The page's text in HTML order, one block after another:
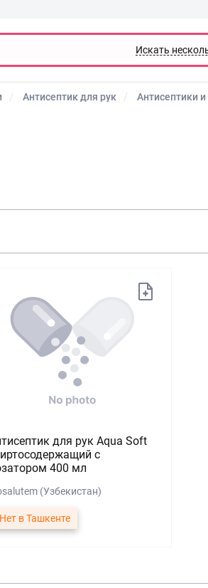
Искать
Антисептик для рук Антисептики
для рук Aqua Soft
с
400 мл
(Узбекистан)
Нет в Ташкенте